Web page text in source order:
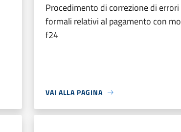
Procedimento di correzione di errori
formali relativi al pagamento con
f24
VAI ALLA PAGINA